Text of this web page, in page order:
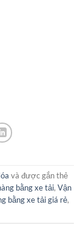
và được gắn thẻ
bằng xe tải, Vận
bằng xe tải giá rẻ,